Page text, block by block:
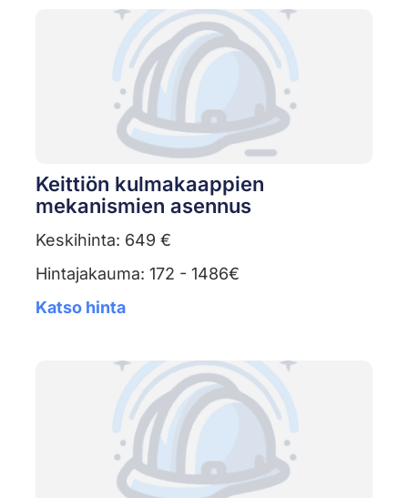
Keittiön kulmakaappien
mekanismien asennus
Keskihinta: 649 €
Hintajakauma: 172 - 1486€
Katso hinta